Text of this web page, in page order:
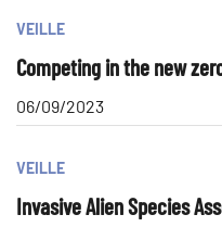
VEILLE
Competing in the new
06/09/2023
VEILLE
Invasive Alien Species